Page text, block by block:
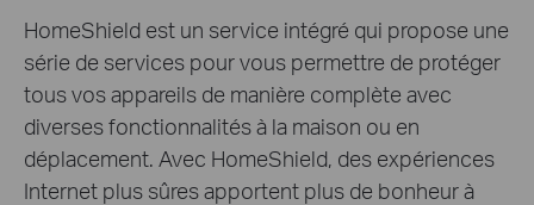
HomeShield est un service intégré qui propose une
série de services pour vous permettre de protéger
tous vos appareils de manière complète avec
diverses fonctionnalités à la maison ou en
déplacement. Avec HomeShield, des expériences
Internet plus sûres apportent plus de bonheur à